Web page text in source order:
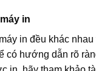
in
in đều khác
có hướng dẫn rõ